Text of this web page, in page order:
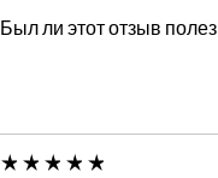
Был ли этот отзыв